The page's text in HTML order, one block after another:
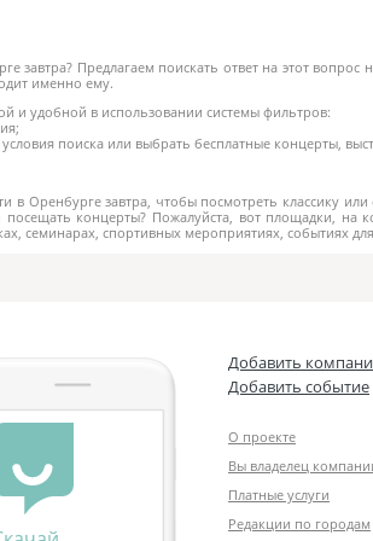
завтра? Предлагаем поискать ответ на этот
именно ему.
удобной в использовании системы фильтров:
поиска или выбрать бесплатные концерты,
Оренбурге завтра, чтобы посмотреть классику
концерты? Пожалуйста, вот площадки, на
семинарах, спортивных мероприятиях, событиях
Добавить
Добавить событие
О проекте
Вы владелец
Платные услуги
Редакции по городам